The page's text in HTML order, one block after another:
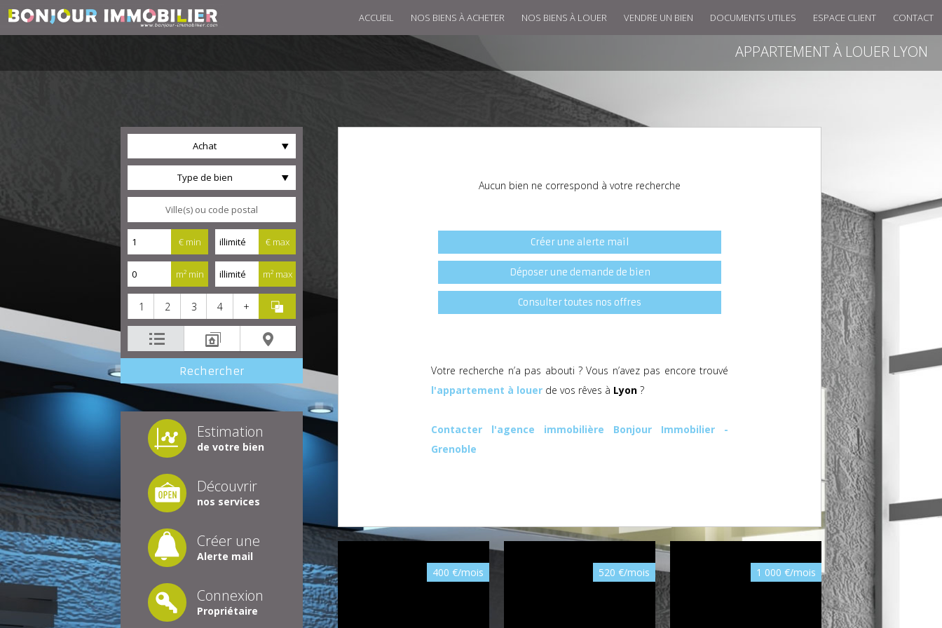
ACCUEIL NOS BIENS À ACHETER NOS BIENS À LOUER VENDRE UN BIEN DOCUMENTS UTILES ESPACE CLIENT CONTACT
APPARTEMENT À LOUER LYON
Achat
Type de bien
€ min € max
m² min m² max
1 2 3 4 +
Estimation
de votre bien
Découvrir
nos services
Créer une
Alerte mail
Connexion
Propriétaire
Aucun bien ne correspond à votre recherche
Créer une alerte mail
Déposer une demande de bien
Consulter toutes nos offres
Votre recherche n’a pas abouti ? Vous n’avez pas encore trouvé
l'appartement à louer de vos rêves à Lyon ?
Contacter l'agence immobilière Bonjour Immobilier -
Grenoble
400 €/mois 520 €/mois 1 000 €/mois Nouveauté